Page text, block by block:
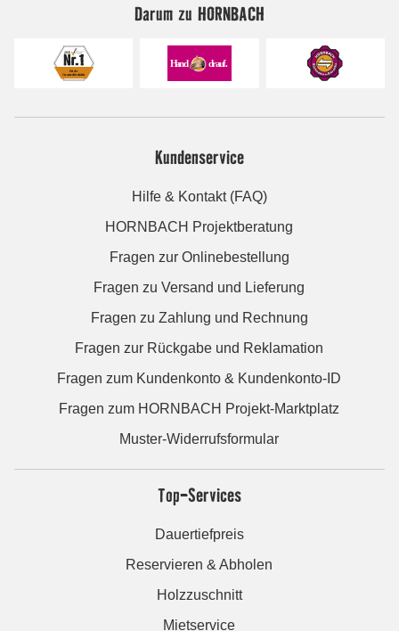
Darum zu HORNBACH
Kundenservice
Hilfe & Kontakt (FAQ)
HORNBACH Projektberatung
Fragen zur Onlinebestellung
Fragen zu Versand und Lieferung
Fragen zu Zahlung und Rechnung
Fragen zur Rückgabe und Reklamation
Fragen zum Kundenkonto & Kundenkonto-ID
Fragen zum HORNBACH Projekt-Marktplatz
Muster-Widerrufsformular
Top-Services
Dauertiefpreis
Reservieren & Abholen
Holzzuschnitt
Mietservice